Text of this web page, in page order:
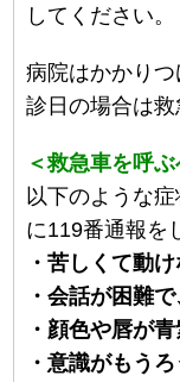
してください。
病院はかかり
診日の場合は救
＜救急車を呼
以下のような
に119番通報を
・苦しくて動
・会話が困難
・顔色や唇が
・意識がもう